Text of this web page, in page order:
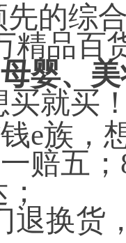
先的综
精品百
婴、
买就买
e族，
赔五；
退换货